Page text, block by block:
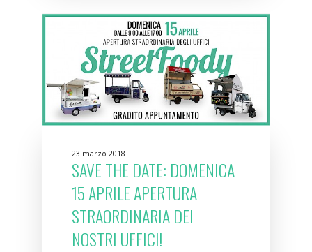
23 marzo 2018
SAVE THE DATE: DOMENICA
15 APRILE APERTURA
STRAORDINARIA DEI
NOSTRI UFFICI!